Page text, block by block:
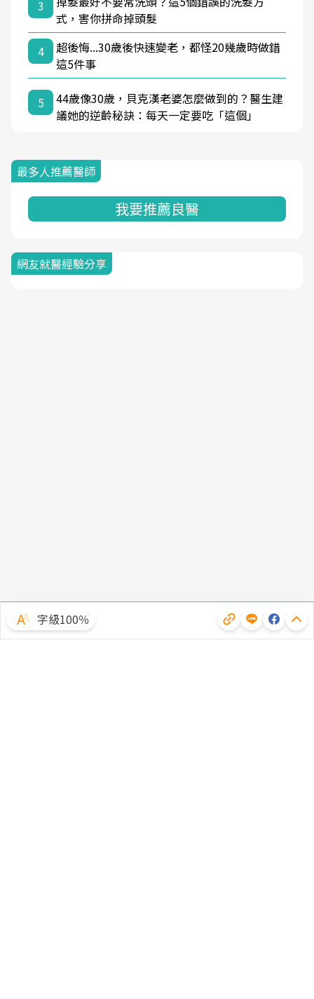
3
式，害你拼命掉頭髮
4
超後悔...30歲後快速變老，都怪20幾歲時做錯
這5件事
5
44歲像30歲，貝克漢老婆怎麼做到的？醫生建
議她的逆齡秘訣：每天一定要吃「這個」
最多人推薦醫師
我要推薦良醫
網友就醫經驗分享
字級100％